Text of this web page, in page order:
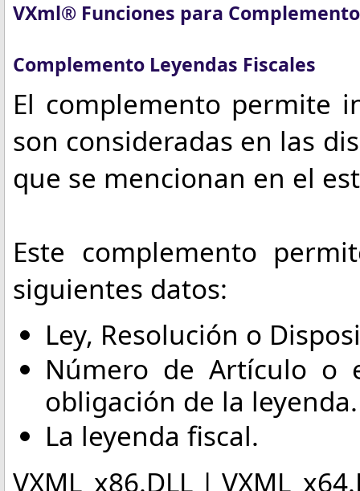
VXml® Funciones para
Complemento Leyendas Fiscales
El complemento permite
son consideradas en las
que se mencionan en el
Este complemento
siguientes datos:
Ley, Resolución o
Número de Artículo o
obligación de la leyenda.
La leyenda fiscal.
VXML_x86.DLL |